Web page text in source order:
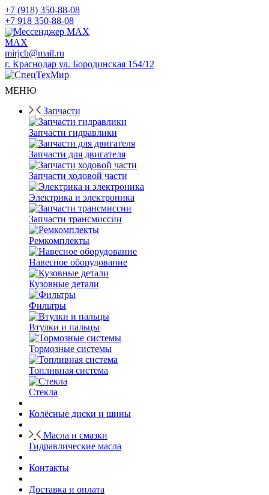
+7 (918) 350-88-08
+7 918 350-88-08
Мессенджер MAX
mirjcb@mail.ru
г. Краснодар ул. Бородинская 154/12
МЕНЮ
Запчасти
Запчасти гидравлики
Запчасти для двигателя
Запчасти ходовой части
Электрика и электроника
Запчасти трансмиссии
Ремкомплекты
Навесное оборудование
Кузовные детали
Фильтры
Втулки и пальцы
Тормозные системы
Топливная система
Стекла
Колёсные диски и шины
Масла и смазки
Гидравлические масла
Контакты
Доставка и оплата